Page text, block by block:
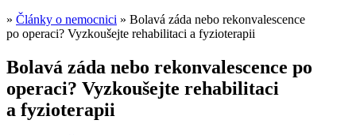
» Články o nemocnici » Bolavá záda nebo rekonvalescence
po operaci? Vyzkoušejte rehabilitaci a fyzioterapii
Bolavá záda nebo rekonvalescence po
operaci? Vyzkoušejte rehabilitaci
a fyzioterapii